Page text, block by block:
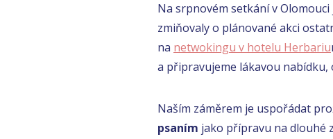
Na srpnovém setkání v
zmiňovaly o plánované akci
na netwokingu v hotelu Herbariu
a připravujeme lákavou nabídku,
Naším záměrem je uspořádat
psaním jako přípravu na dlouhé